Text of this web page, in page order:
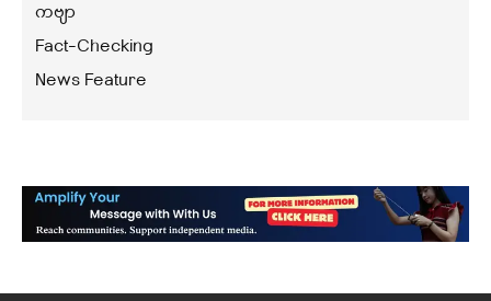
ကဗျာ
Fact-Checking
News Feature